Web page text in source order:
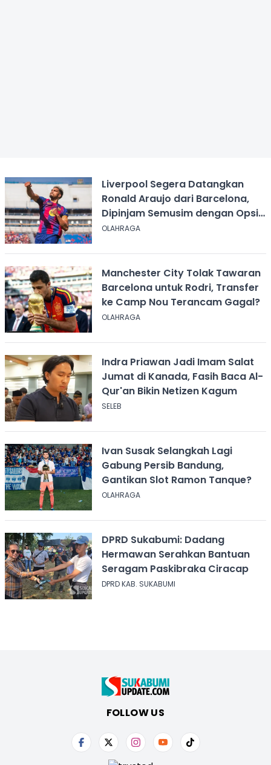
Liverpool Segera Datangkan
Ronald Araujo dari Barcelona,
Dipinjam Semusim dengan Opsi
Permanen?
OLAHRAGA
Manchester City Tolak Tawaran
Barcelona untuk Rodri, Transfer
ke Camp Nou Terancam Gagal?
OLAHRAGA
Indra Priawan Jadi Imam Salat
Jumat di Kanada, Fasih Baca Al-
Qur'an Bikin Netizen Kagum
SELEB
Ivan Susak Selangkah Lagi
Gabung Persib Bandung,
Gantikan Slot Ramon Tanque?
OLAHRAGA
DPRD Sukabumi: Dadang
Hermawan Serahkan Bantuan
Seragam Paskibraka Ciracap
DPRD KAB. SUKABUMI
FOLLOW US